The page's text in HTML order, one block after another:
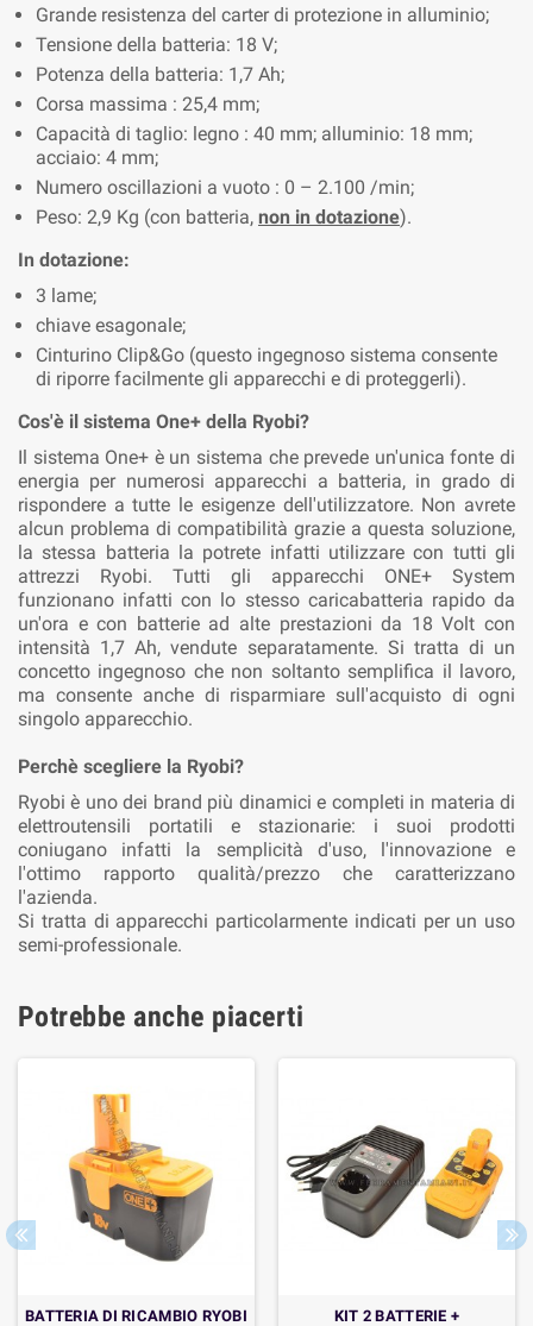
Grande resistenza del carter di protezione in alluminio;
Tensione della batteria: 18 V;
Potenza della batteria: 1,7 Ah;
Corsa massima : 25,4 mm;
Capacità di taglio: legno : 40 mm; alluminio: 18 mm;
acciaio: 4 mm;
Numero oscillazioni a vuoto : 0 – 2.100 /min;
Peso: 2,9 Kg (con batteria, non in dotazione).
In dotazione:
3 lame;
chiave esagonale;
Cinturino Clip&Go (questo ingegnoso sistema consente
di riporre facilmente gli apparecchi e di proteggerli).
Cos'è il sistema One+ della Ryobi?
Il sistema One+ è un sistema che prevede un'unica fonte di
energia per numerosi apparecchi a batteria, in grado di
rispondere a tutte le esigenze dell'utilizzatore. Non avrete
alcun problema di compatibilità grazie a questa soluzione,
la stessa batteria la potrete infatti utilizzare con tutti gli
attrezzi Ryobi. Tutti gli apparecchi ONE+ System
funzionano infatti con lo stesso caricabatteria rapido da
un'ora e con batterie ad alte prestazioni da 18 Volt con
intensità 1,7 Ah, vendute separatamente. Si tratta di un
concetto ingegnoso che non soltanto semplifica il lavoro,
ma consente anche di risparmiare sull'acquisto di ogni
singolo apparecchio.
Perchè scegliere la Ryobi?
Ryobi è uno dei brand più dinamici e completi in materia di
elettroutensili portatili e stazionarie: i suoi prodotti
coniugano infatti la semplicità d'uso, l'innovazione e
l'ottimo rapporto qualità/prezzo che caratterizzano
l'azienda.
Si tratta di apparecchi particolarmente indicati per un uso
semi-professionale.
Potrebbe anche piacerti
BATTERIA DI RICAMBIO RYOBI
KIT 2 BATTERIE +